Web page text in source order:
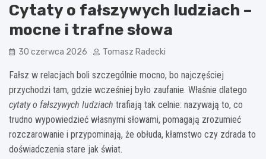
Cytaty o fałszywych ludziach –
mocne i trafne słowa
30 czerwca 2026 Tomasz Radecki
Fałsz w relacjach boli szczególnie mocno, bo najczęściej
przychodzi tam, gdzie wcześniej było zaufanie. Właśnie dlatego
cytaty o fałszywych ludziach trafiają tak celnie: nazywają to, co
trudno wypowiedzieć własnymi słowami, pomagają zrozumieć
rozczarowanie i przypominają, że obłuda, kłamstwo czy zdrada to
doświadczenia stare jak świat.